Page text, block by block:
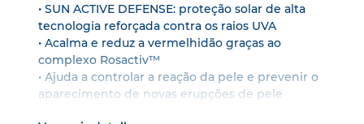
• SUN ACTIVE DEFENSE: proteção solar de alta
tecnologia reforçada contra os raios UVA
• Acalma e reduz a vermelhidão graças ao
complexo Rosactiv™
• Ajuda a controlar a reação da pele e prevenir o
aparecimento de novas erupções de pele